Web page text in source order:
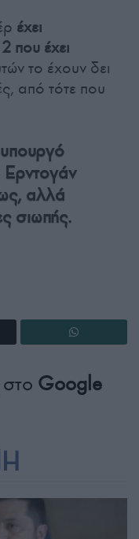
έχει
που έχει
το έχουν δει
από τότε που
Ερντογάν
αλλά
σιωπής.
Google